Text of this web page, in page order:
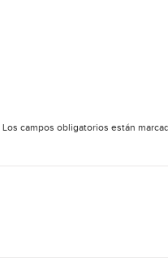
Los campos obligatorios están